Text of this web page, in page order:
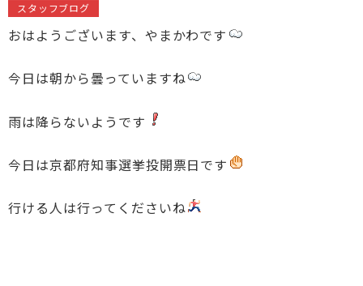
スタッフブログ
おはようございます、やまかわです
今日は朝から曇っていますね
雨は降らないようです
今日は京都府知事選挙投開票日です
行ける人は行ってくださいね